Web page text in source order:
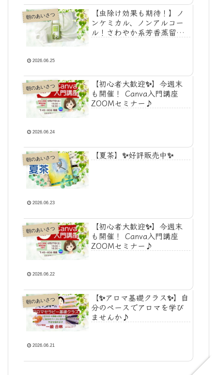
朝のあいさつ
【虫除け効果も期待！】ノ
ンケミカル、ノンアルコー
ル！さわやか系芳香蒸留水
2026.06.25
朝のあいさつ
【初心者大歓迎✨】今週末
も開催！ Canva入門講座
ZOOMセミナー♪
2026.06.24
朝のあいさつ 【夏茶】✨好評販売中✨
2026.06.23
朝のあいさつ
【初心者大歓迎✨】今週末
も開催！ Canva入門講座
ZOOMセミナー♪
2026.06.22
朝のあいさつ
【✨アロマ基礎クラス✨】自
分のペースでアロマを学び
ませんか♪
2026.06.21